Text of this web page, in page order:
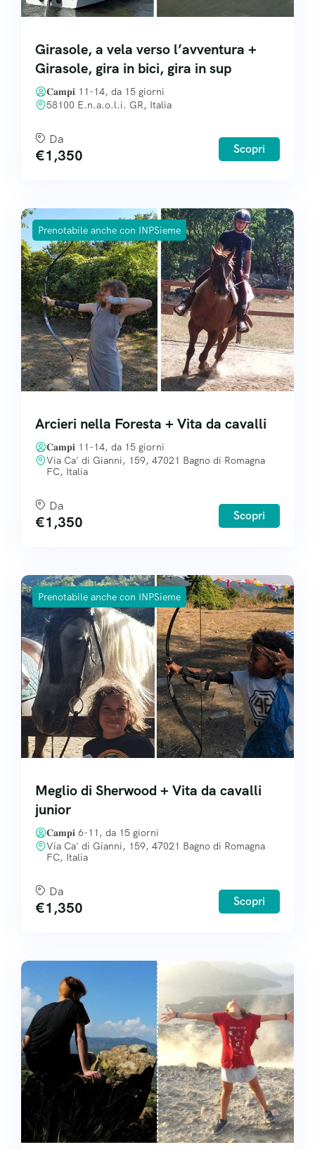
Girasole, a vela verso l’avventura +
Girasole, gira in bici, gira in sup
𝐂𝐚𝐦𝐩𝐢 11-14, da 15 giorni
58100 E.n.a.o.l.i. GR, Italia
Da
€1,350 Scopri
Prenotabile anche con INPSieme
Arcieri nella Foresta + Vita da cavalli
𝐂𝐚𝐦𝐩𝐢 11-14, da 15 giorni
Via Ca' di Gianni, 159, 47021 Bagno di Romagna
FC, Italia
Da
€1,350 Scopri
Prenotabile anche con INPSieme
Meglio di Sherwood + Vita da cavalli
junior
𝐂𝐚𝐦𝐩𝐢 6-11, da 15 giorni
Via Ca' di Gianni, 159, 47021 Bagno di Romagna
FC, Italia
Da
€1,350 Scopri